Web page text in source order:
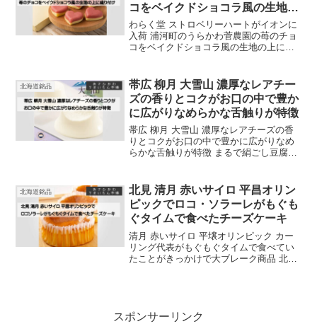
コをベイクドショコラ風の生地の
上に盛り付け
わらく堂 ストロベリーハートがイオンに
入荷 浦河町のうらかわ菅農園の苺のチョ
コをベイクドショコラ風の生地の上に盛
情 大切な人に日ごろの感謝、御礼の気持
ちをスイーツ
北海道銘品
帯広 柳月 大雪山 濃厚なレアチー
ズの香りとコクがお口の中で豊か
に広がりなめらかな舌触りが特徴
帯広 柳月 大雪山 濃厚なレアチーズの香
りとコクがお口の中で豊かに広がりなめ
らかな舌触りが特徴 まるで絹ごし豆腐か
らかムース
北海道銘品
北見 清月 赤いサイロ 平昌オリン
ピックでロコ・ソラーレがもぐも
ぐタイムで食べたチーズケーキ
清月 赤いサイロ 平壌オリンピック カー
リング代表がもぐもぐタイムで食べてい
たことがきっかけで大ブレーク商品 北海
スポンサーリンク